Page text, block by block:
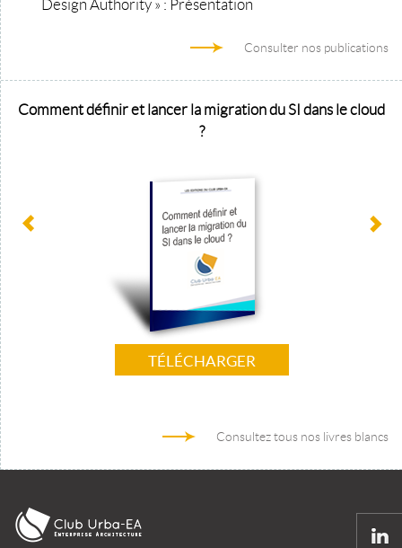
Design Authority » : Présentation
Consulter nos publications
Comment définir et lancer la migration du SI dans le cloud
?
TÉLÉCHARGER
Consultez tous nos livres blancs